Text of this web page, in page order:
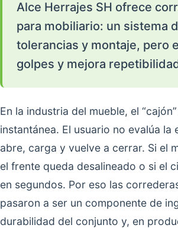
Alce Herrajes SH ofrece
para mobiliario: un sistema
tolerancias y montaje, pero
golpes y mejora
En la industria del mueble, el
instantánea. El usuario no evalúa
abre, carga y vuelve a cerrar. Si el
el frente queda desalineado o si el
en segundos. Por eso las
pasaron a ser un componente de
durabilidad del conjunto y, en